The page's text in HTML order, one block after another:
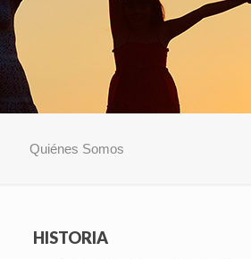
Quiénes Somos
HISTORIA